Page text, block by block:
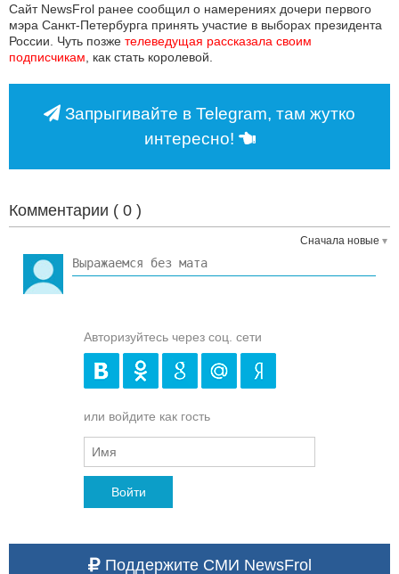
Сайт NewsFrol ранее сообщил о намерениях дочери первого
мэра Санкт-Петербурга принять участие в выборах президента
России. Чуть позже телеведущая рассказала своим
подписчикам , как стать королевой.
Запрыгивайте в Telegram, там жутко
интересно!
Комментарии ( 0 )
Сначала новые
Авторизуйтесь через соц. сети
или войдите как гость
Войти
Поддержите СМИ NewsFrol